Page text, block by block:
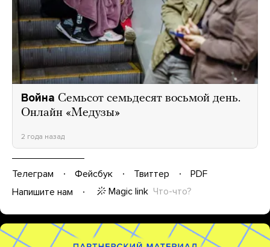
Война Семьсот семьдесят восьмой день.
Онлайн «Медузы»
2 года назад
Телеграм Фейсбук Твиттер
PDF
Напишите нам
Magic link Что-что?